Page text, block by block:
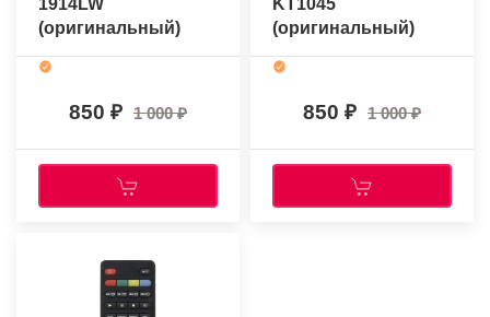
(оригинальный)
850 1 000
(оригинальный)
850 1 000